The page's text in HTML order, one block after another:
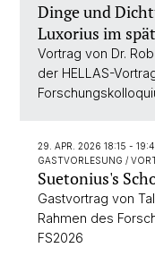
Dinge und
Luxorius im
Vortrag von Dr.
der HELLAS-
29. APR. 2026 18:15 -
GASTVORLESUNG /
Suetonius's
Gastvortrag von
Rahmen des
FS2026